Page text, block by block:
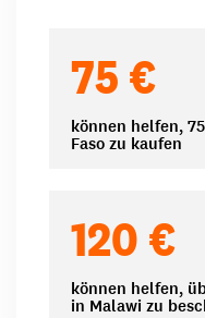
75 €
können helfen,
Faso zu kaufen
120 €
können helfen,
in Malawi zu